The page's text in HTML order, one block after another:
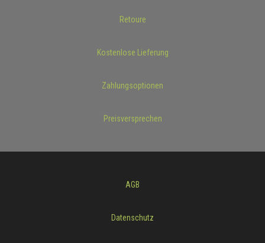
Retoure
Kostenlose Lieferung
Zahlungsoptionen
Preisversprechen
AGB
Datenschutz